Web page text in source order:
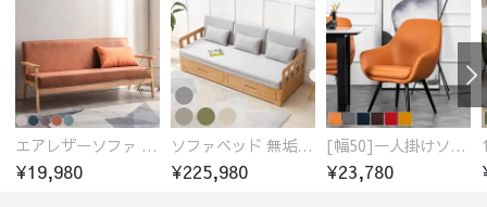
エアレザーソファ おしゃれ 無地 1人用 二人掛け 3人掛け
¥19,980
ソファベッド 無垢材フレーム
¥225,980
[幅50]一人掛けソファ 高級合成皮革 コンパクト
¥23,780